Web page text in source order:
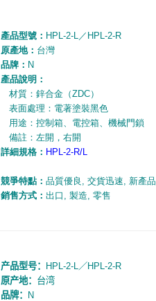
產品型號： HPL-2-L／ HPL-2-R
原產地： 台灣
品牌： N
產品說明：
材質：鋅合金（ZDC）
表面處理：電著塗裝黑色
用途：控制箱、電控箱、機械門鎖
備註：左開，右開
詳細規格 ： HPL-2-R/L
競爭特點： 品質優良 , 交貨迅速, 新產品
銷售方式： 出口 , 製造, 零售
产品型号： HPL-2-L／ HPL-2-R
原产地： 台湾
品牌：
N